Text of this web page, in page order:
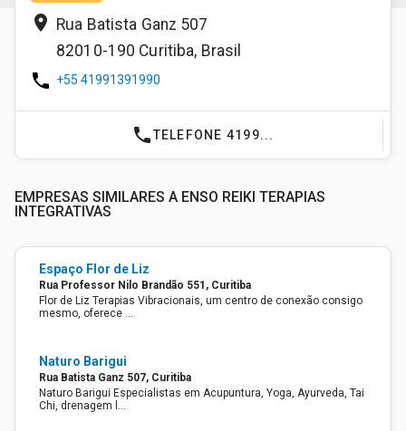
place Rua Batista Ganz 507
82010-190 Curitiba, Brasil
phone +55 41991391990
phoneTELEFONE 4199...
EMPRESAS SIMILARES A ENSO REIKI TERAPIAS
INTEGRATIVAS
Espaço Flor de Liz
Rua Professor Nilo Brandão 551, Curitiba
Flor de Liz Terapias Vibracionais, um centro de conexão consigo
mesmo, oferece …
Naturo Barigui
Rua Batista Ganz 507, Curitiba
Naturo Barigui Especialistas em Acupuntura, Yoga, Ayurveda, Tai
Chi, drenagem l…